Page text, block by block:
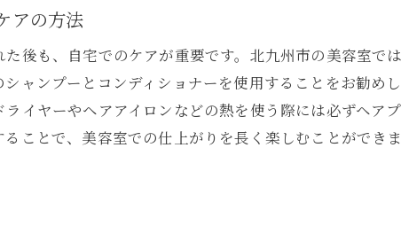
理想のヘアカラーを実現する北九州市美容室の専
専門家によるカラー診断と提案
髪質を考慮した最適カラーの選び方
最新カラー技術の優位性と選び方
アフターケアで色持ちをよくする方法
アの方法
後も、自宅でのケアが重要です。北九州市の美容室で
ャンプーとコンディショナーを使用することをお勧め
イヤーやヘアアイロンなどの熱を使う際には必ずヘア
ことで、美容室での仕上がりを長く楽しむことができ